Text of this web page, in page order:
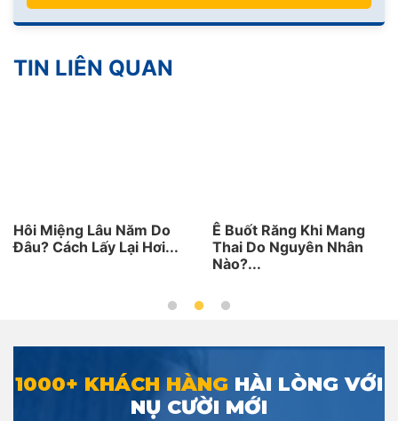
TIN LIÊN QUAN
Hôi Miệng Lâu Năm Do
Đâu? Cách Lấy Lại Hơi...
Ê Buốt Răng Khi Mang
Thai Do Nguyên Nhân
Nào?...
1000+ KHÁCH HÀNG HÀI LÒNG VỚI
NỤ CƯỜI MỚI